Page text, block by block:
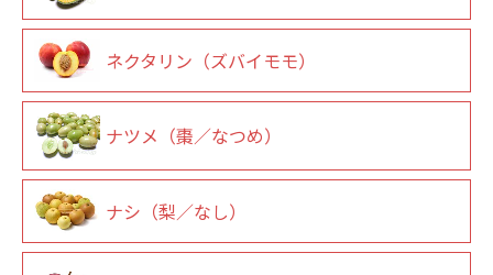
ネクタリン（ズバイモモ）
ナツメ（棗／なつめ）
ナシ（梨／なし）